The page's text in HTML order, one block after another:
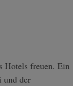
Hotels freuen. Ein
und der